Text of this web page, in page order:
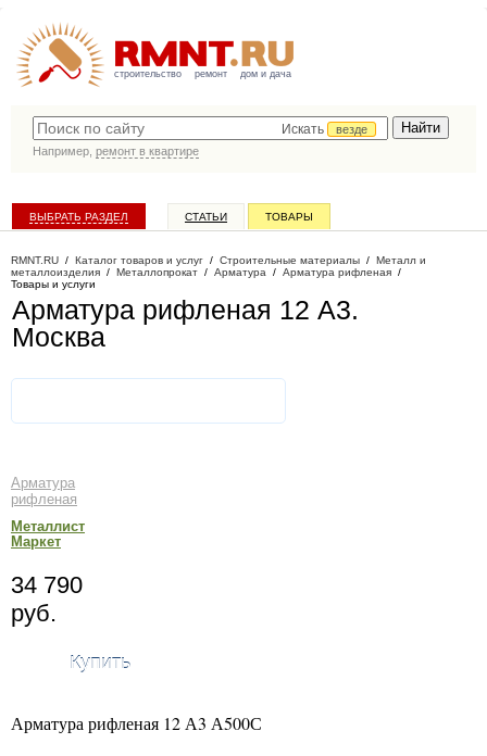
строительство ремонт дом и дача
Искать
везде
Например, ремонт в квартире
ВЫБРАТЬ РАЗДЕЛ СТАТЬИ ТОВАРЫ
RMNT.RU / Каталог товаров и услуг / Строительные материалы / Металл и
металлоизделия / Металлопрокат / Арматура / Арматура рифленая /
Товары и услуги
Арматура рифленая 12 А3.
Москва
Арматура
рифленая
Металлист
Маркет
34 790
руб.
Купить
Арматура рифленая 12 А3 А500С